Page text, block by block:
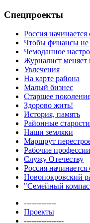
Спецпроекты
Россия начинается
Чтобы финансы
Чемоданное
Журналист
Увлечения
На карте района
Малый бизнес
Старшее
Здорово жить!
История, память
Районные старости
Наши земляки
Маршрут
Рабочие профессии
Служу Отечеству
Россия начинается
Новопокровский
"Семейный
-------------
Проекты
----------------